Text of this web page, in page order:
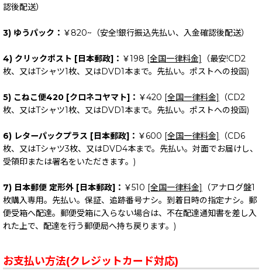
認後配送）
3) ゆうパック： ￥820~（安全!銀行振込先払い、入金確認後配送）
4) クリックポスト [日本郵政]： ￥198 [全国一律料金]
（最安!CD2
枚、又はTシャツ1枚、又はDVD1本まで。先払い。ポストへの投函)
5) こねこ便420 [クロネコヤマト]： ￥420 [全国一律料金]
（CD2
枚、又はTシャツ1枚、又はDVD1本まで。先払い。ポストへの投函)
6) レターパックプラス [日本郵政]： ￥600 [全国一律料金]
（CD6
枚、又はTシャツ3枚、又はDVD4本まで。先払い。対面でお届けし、
受領印または署名をいただきます。)
7) 日本郵便 定形外 [日本郵政]： ￥510 [全国一律料金]
（アナログ盤1
枚購入専用。先払い。保証、追跡番号ナシ。到着日時の指定ナシ。郵
便受箱へ配達。郵便受箱に入らない場合は、不在配達通知書を差し入
れた上で、配達を行う郵便局へ持ち戻ります。)
お支払い方法(クレジットカード対応)